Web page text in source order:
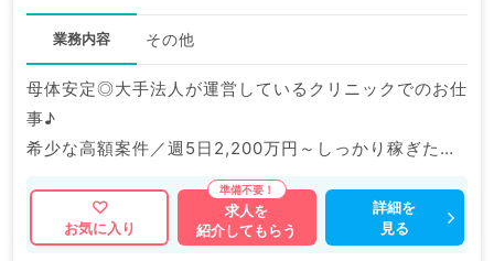
業務内容 その他
母体安定◎大手法人が運営しているクリニックでのお仕
事♪
希少な高額案件／週5日2,200万円～しっかり稼ぎたい
マイナビDOCTORでは病院やクリニックなどの医療機
お気に入り
求人を
紹介してもらう
詳細を
見る